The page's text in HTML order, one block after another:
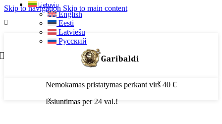
Skip to navigation Skip to main content
Lietuvių
English
Eesti
Latviešu
Русский
Nemokamas pristatymas perkant virš 40 €
Išsiuntimas per 24 val.!